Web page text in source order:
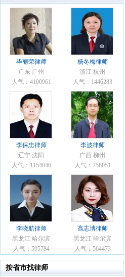
毕丽荣律师
广东 广州
人气：4100961
杨冬梅律师
浙江 杭州
人气：1446283
李保忠律师
辽宁 沈阳
人气：1154046
李波律师
广西 柳州
人气：756051
李晓航律师
黑龙江 哈尔滨
人气：595784
高志博律师
黑龙江 哈尔滨
人气：564473
按省市找律师